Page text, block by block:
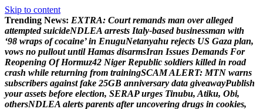
Skip to content
Trending News: EXTRA: Court remands man over alleged
attempted suicideNDLEA arrests Italy-based businessman with
‘98 wraps of cocaine’ in EnuguNetanyahu rejects US Gaza plan,
vows no pullout until Hamas disarmsIran Issues Demands For
Reopening Of Hormuz42 Niger Republic soldiers killed in road
crash while returning from trainingSCAMALERT: MTN warns
subscribers against fake 25GB anniversary data giveawayPublish
your assets before election, SERAP urges Tinubu, Atiku, Obi,
othersNDLEA alerts parents after uncovering drugs in cookies,